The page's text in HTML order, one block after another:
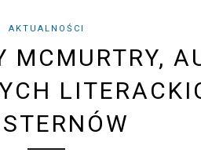
AKTUALNOŚCI
MCMURTRY,